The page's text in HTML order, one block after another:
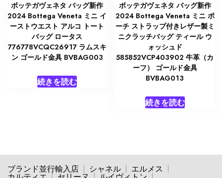
ボッテガヴェネタ バッグ新作
2024 Bottega Veneta ミニ イ
ーストウエスト アルコ トート
バッグ ロータス
776778VCQC26917 ラムスキ
ン ゴールド金具 BVBAG003
続きを読む
ボッテガヴェネタ バッグ新作
2024 Bottega Veneta ミニ ポ
ーチ ストラップ付きレザー製ミ
ニクラッチバッグ ティール ウ
ォッシュド
585852VCP403902 牛革（カ
ーフ） ゴールド金具
BVBAG013
続きを読む
ブランド並行輸入店 シャネル
エルメス